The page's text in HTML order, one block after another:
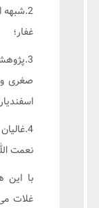
2.شبهه
غفار؛
صغری و
نعمت
با این
غلات